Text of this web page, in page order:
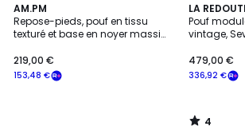
AM.PM
Repose-pieds, pouf en tissu
texturé et base en noyer massif,
153,48 €
219,00 €
LA
Pouf
vintage,
336,92 €
479,00 €
4
/
5
4
Couleurs
4
/